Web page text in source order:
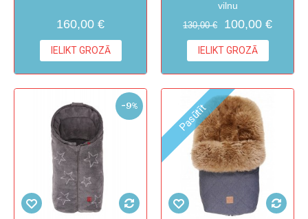
160,00 €
IELIKT GROZĀ
vilnu
130,00 € 100,00 €
IELIKT GROZĀ
-9% Pasūtīt